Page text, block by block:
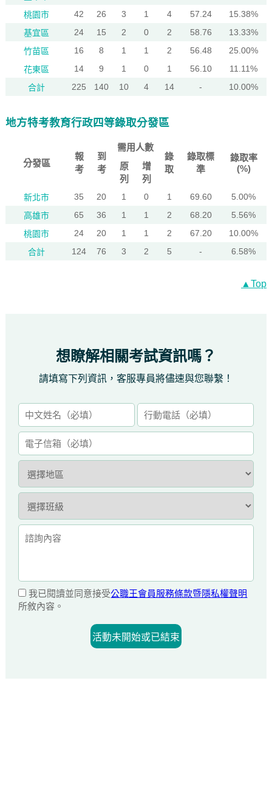
桃園市
42 26 3 1 4 57.24
15.38%
基宜區
24 15 2 0 2 58.76
13.33%
竹苗區
16 8 1 1 2 56.48
25.00%
花東區
14 9 1 0 1 56.10
11.11%
合計
225 140 10 4 14 - 10.00%
地方特考教育行政四等錄取分發區
分發區
報
考
到
考
需用人數
錄
取
錄取標
準
錄取率
(%)
原
列
增
列
新北市 35 20 1 0 1 69.60
5.00%
高雄市
65 36 1 1 2 68.20
5.56%
桃園市
24 20 1 1 2 67.20
10.00%
合計
124 76 3 2 5 - 6.58%
▲Top
想瞭解相關考試資訊嗎？
請填寫下列資訊，客服專員將儘速與您聯繫！
我已閱讀並同意接受公職王會員服務條款暨隱私權聲明
所敘內容。
活動未開始或已結束